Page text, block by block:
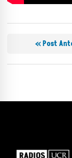
« Post